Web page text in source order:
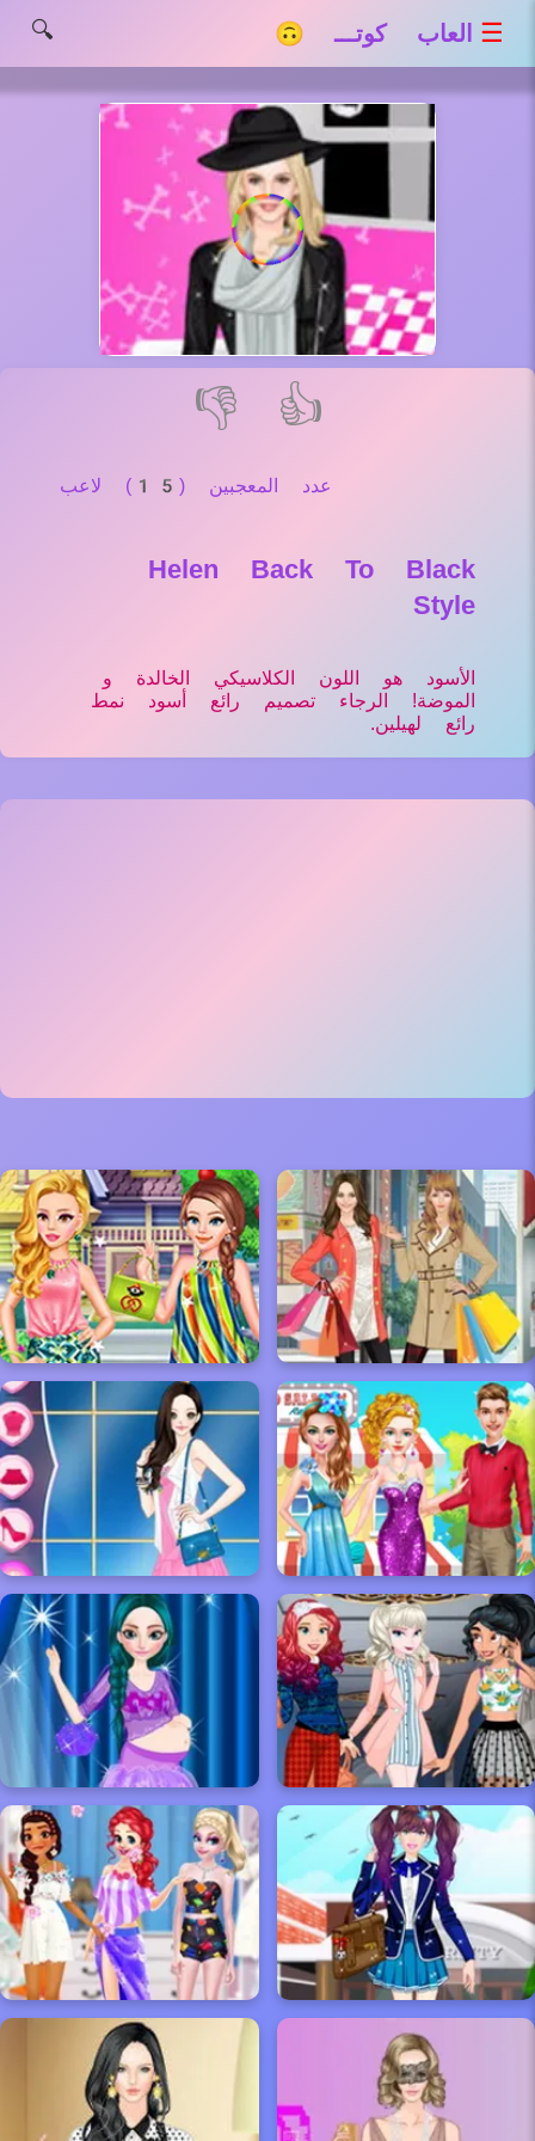
☰ العاب كوتـــ 🙃 🔍
👍
👎
عدد المعجبين (15) لاعب
Helen Back To Black
Style
الأسود هو اللون الكلاسيكي الخالدة و
الموضة! الرجاء تصميم رائع أسود نمط
رائع لهيلين.